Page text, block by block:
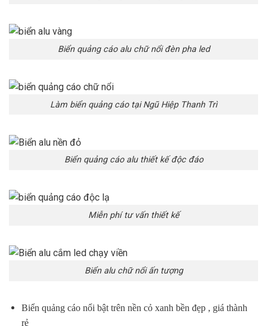
Biển quảng cáo alu chữ nổi đèn pha led
Làm biển quảng cáo tại Ngũ Hiệp Thanh Trì
Biển quảng cáo alu thiết kế độc đáo
Miễn phí tư vấn thiết kế
Biển alu chữ nổi ấn tượng
Biển quảng cáo nổi bật trên nền cỏ xanh bền đẹp , giá thành
rẻ